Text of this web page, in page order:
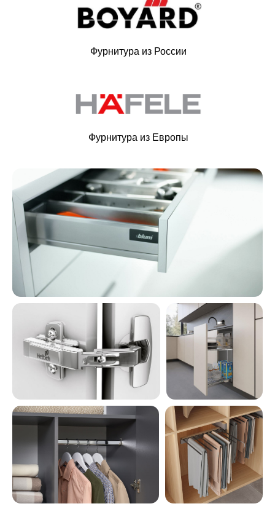
Фурнитура из России
Фурнитура из Европы